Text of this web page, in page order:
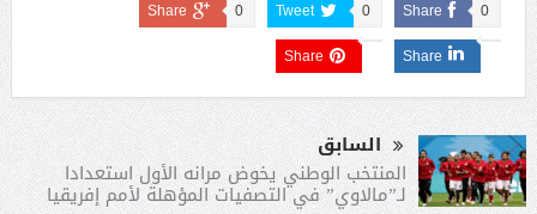
Share 0
Tweet 0
Share 0
Share
Share
السابق
المنتخب الوطني يخوض مرانه الأول استعدادا
لـ”مالاوي” في التصفيات المؤهلة لأمم إفريقيا